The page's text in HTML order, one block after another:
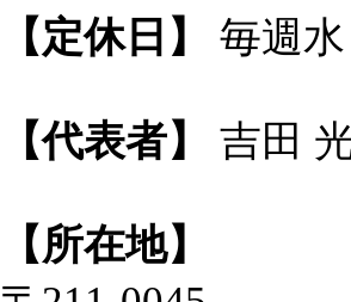
【定休日】 毎週
【代表者】 吉田
【所在地】